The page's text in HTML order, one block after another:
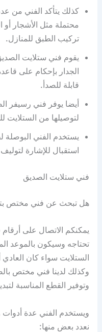
كذلك يتأكد الفني من
محتملة مثل الأشجار أو
تركيب الطبق للمنازل.
يقوم فني ستلايت
الجدار بإحكام على
قابلة للصدأ.
أيضا يوفر فني رسيفر
لتوصيلها من
يستخدم الفني
استقبال للإشارة
فني ستلايت الصديق
هل تبحث عن فني مختص
يمكنكم الاتصال على
تحتاجه وسيكون بالموعد
الستلايت سواء كان
وكذلك لدينا فني مختص
وتوفير القطع المناسبة
ويستخدم الفني عدة
نعدد بعض منها: